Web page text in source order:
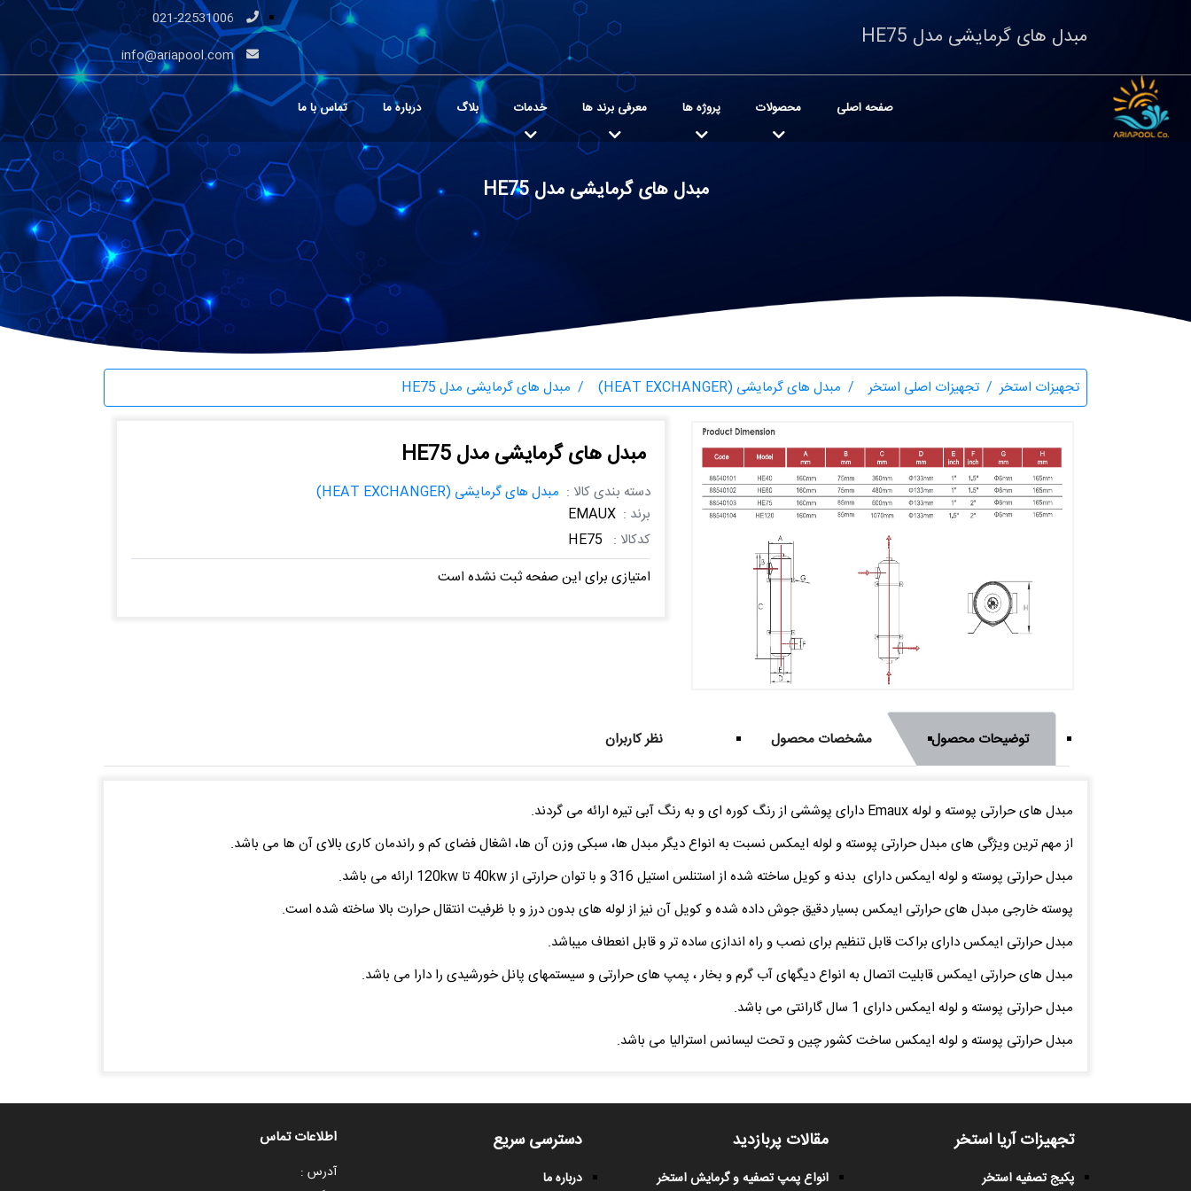
مبدل های گرمایشی مدل HE75
info@ariapool.com
صفحه اصلی محصولات پروژه ها معرفی برند ها خدمات بلاگ درباره ما تماس با ما
مبدل های گرمایشی مدل HE75
تجهیزات استخر تجهیزات اصلی استخر مبدل های گرمایشی (HEAT EXCHANGER) مبدل های گرمایشی مدل HE75
مبدل های گرمایشی مدل HE75
دسته بندی کالا : مبدل های گرمایشی (HEAT EXCHANGER)
برند : EMAUX
کدکالا : HE75
امتیازی برای این صفحه ثبت نشده است
توضیحات محصول مشخصات محصول نظر کاربران
مبدل های حرارتی پوسته و لوله Emaux دارای پوششی از رنگ کوره ای و به رنگ آبی تیره ارائه می گردند.
از مهم ترین ویژگی های مبدل حرارتی پوسته و لوله ایمکس نسبت به انواع دیگر مبدل ها، سبکی وزن آن ها، اشغال فضای کم و راندمان کاری بالای آن ها می باشد.
مبدل حرارتی پوسته و لوله ایمکس دارای بدنه و کویل ساخته شده از استنلس استیل 316 و با توان حرارتی از 40kw تا 120kw ارائه می باشد.
پوسته خارجی مبدل های حرارتی ایمکس بسیار دقیق جوش داده شده و کویل آن نیز از لوله های بدون درز و با ظرفیت انتقال حرارت بالا ساخته شده است.
مبدل حرارتی ایمکس دارای براکت قابل تنظیم برای نصب و راه اندازی ساده تر و قابل انعطاف میباشد.
مبدل های حرارتی ایمکس قابلیت اتصال به انواع دیگهای آب گرم و بخار ، پمپ های حرارتی و سیستمهای پانل خورشیدی را دارا می باشد.
مبدل حرارتی پوسته و لوله ایمکس دارای 1 سال گارانتی می باشد.
مبدل حرارتی پوسته و لوله ایمکس ساخت کشور چین و تحت لیسانس استرالیا می باشد.
تجهیزات آریا استخر
پکیج تصفیه استخر
مقالات پربازدید
انواع پمپ تصفیه و گرمایش استخر
دسترسی سریع
درباره ما
اطلاعات تماس
آدرس :